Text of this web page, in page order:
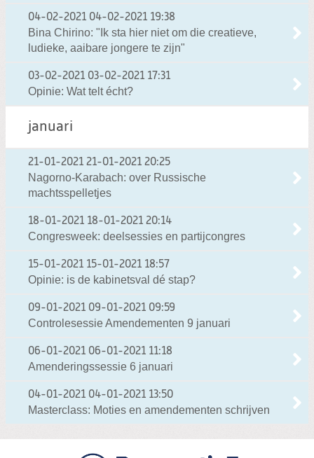
04-02-2021 04-02-2021 19:38
Bina Chirino: "Ik sta hier niet om die creatieve,
ludieke, aaibare jongere te zijn"
03-02-2021 03-02-2021 17:31
Opinie: Wat telt écht?
januari
21-01-2021 21-01-2021 20:25
Nagorno-Karabach: over Russische
machtsspelletjes
18-01-2021 18-01-2021 20:14
Congresweek: deelsessies en partijcongres
15-01-2021 15-01-2021 18:57
Opinie: is de kabinetsval dé stap?
09-01-2021 09-01-2021 09:59
Controlesessie Amendementen 9 januari
06-01-2021 06-01-2021 11:18
Amenderingssessie 6 januari
04-01-2021 04-01-2021 13:50
Masterclass: Moties en amendementen schrijven